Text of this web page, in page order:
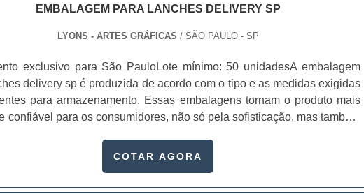
EMBALAGEM PARA LANCHES DELIVERY SP
LYONS - ARTES GRÁFICAS / SÃO PAULO - SP
exclusivo para São PauloLote mínimo: 50 unidadesA embalagem
delivery sp é produzida de acordo com o tipo e as medidas exigidas
para armazenamento. Essas embalagens tornam o produto mais
confiável para os consumidores, não só pela sofisticação, mas também
a embalagem personalizada, não será necessário investir
COTAR AGORA